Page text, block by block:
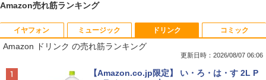
1
【★最大100%ポイント】【新生活応援・
2026】【Office 2019 H&B】NEC Versa
Pro/第4世代 Core i5/メモリ: 4GB/8GB/1
6GB/SSD:128GB/256GB/512GB/1TB/1
5.6型/USB 3.0/DVD/SDカードスロット/
1
＼★最大2555円OFFクーポン★／Dell 3
050Mini デスクトップパソコン 中古パソ
コン メモリ 4GB 新品 SSD 128G Windo
ws11 USB 3.0 HDMI DP WPSOffice2付
有線マウス 有線キーボード 無線LAN付
1
AIREIXINGD モバイルモニター11.6イン
チ 超軽量450g 1920x1080P 非光沢IPSパ
ネルモバイルディスプレイ 自立型 VESA
対応 スピーカー ポータブルディスプレイ
小型モニター サブモニタ一 USB Type-C
1
【中古】ナニワトモアレ【全28巻】完結
セット/南勝久【全巻セット】【中古】
￥25,500
Amazon売れ筋ランキング
イヤフォン
Anker Soundcore P40i オフホワイト
ミュージック
BRUCE WAYNE feat. Flo Milli, ATL Jacob
ドリンク
Amazon ドリンク の売れ筋ランキング
更新日時：2026/08/07 06:06
【Amazon.co.jp限定】 い・ろ・は・す 2L P
コミック